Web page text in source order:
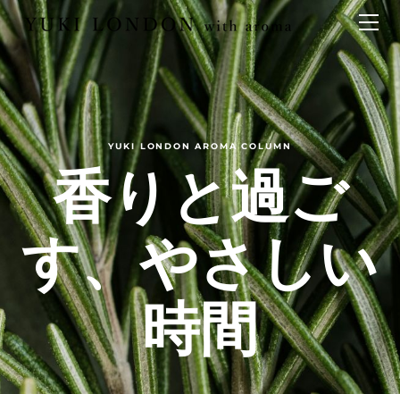
YUKI LONDON AROMA COLUMN
香りと過ご
す、やさしい
時間
最新情報
トピックス
メディア情報
イベント情報
事業内容
アロマイベント／講習会
イベント
出張アロマ空間
アロマセレモニー《ゲスト参加型演出》
天然アロマ講座
aroma bar【完全会員制】
アロマ空間デザイン
アロマ空間導入の目的・メリット
お問い合わせ
アロマ空間無料体験お申込みフォーム
会社概要
代表の想い
ONLINE SHOP
香りの定期便
オリジナル商品
精油56種
グッズ基材
名入れギフト
特別なギフトセレクション
アロマコラム